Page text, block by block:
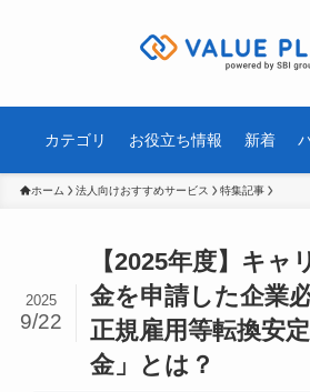
カテゴリ お役立ち情報 新着
ホーム 法人向けおすすめサービス 特集記事
【2025年度】キャ
金を申請した企業
正規雇用等転換安
金」とは？
2025
9/22